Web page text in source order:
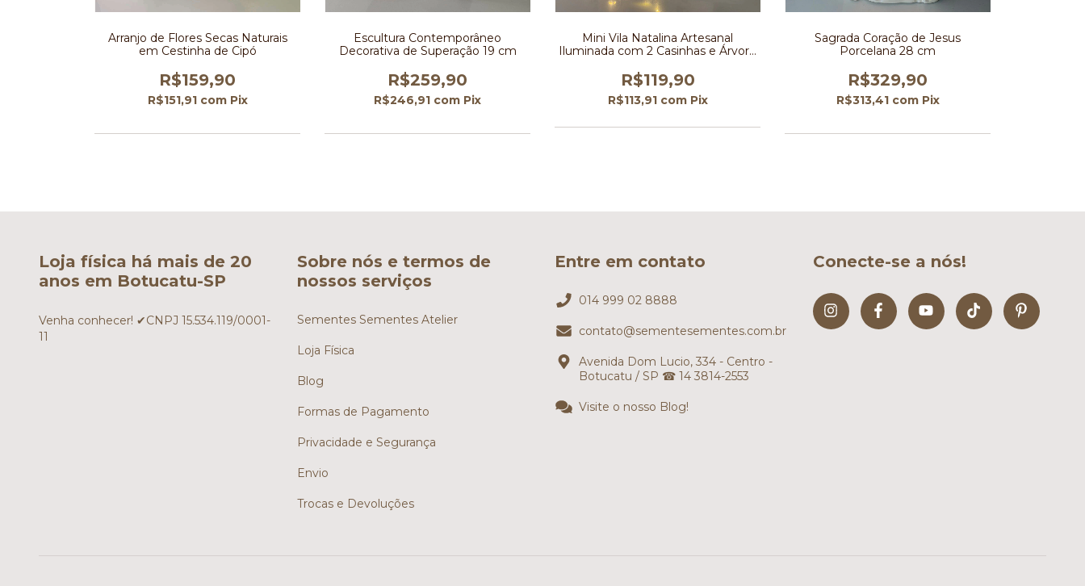
Arranjo de Flores Secas Naturais
em Cestinha de Cipó
R$159,90
R$151,91 com Pix
Escultura Contemporâneo
Decorativa de Superação 19 cm
R$259,90
R$246,91 com Pix
Mini Vila Natalina Artesanal
Iluminada com 2 Casinhas e Árvore
R$119,90
R$113,91 com Pix
Sagrada Coração de Jesus
Porcelana 28 cm
R$329,90
R$313,41 com Pix
Loja física há mais de 20
anos em Botucatu-SP
Venha conhecer! ✔CNPJ 15.534.119/0001-
11
Sobre nós e termos de
nossos serviços
Sementes Sementes Atelier
Loja Física
Blog
Formas de Pagamento
Privacidade e Segurança
Envio
Trocas e Devoluções
Entre em contato
014 999 02 8888
contato@sementesementes.com.br
Avenida Dom Lucio, 334 - Centro -
Botucatu / SP ☎ 14 3814-2553
Visite o nosso Blog!
Conecte-se a nós!